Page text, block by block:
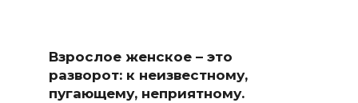
Взрослое женское – это
разворот: к неизвестному,
пугающему, неприятному.